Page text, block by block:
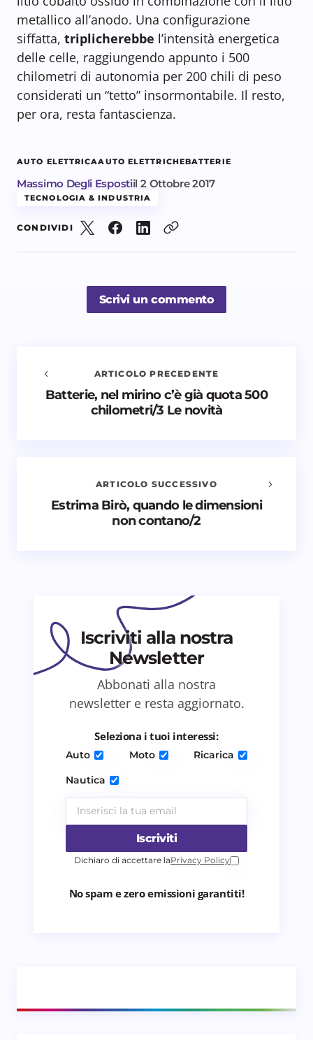
metallico all’anodo. Una configurazione
siffatta, triplicherebbe l’intensità energetica
delle celle, raggiungendo appunto i 500
chilometri di autonomia per 200 chili di peso
considerati un “tetto” insormontabile. Il resto,
per ora, resta fantascienza.
AUTO ELETTRICAAUTO ELETTRICHEBATTERIE
Massimo Degli Espostiil 2 Ottobre 2017
TECNOLOGIA & INDUSTRIA
CONDIVIDI
Scrivi un commento
Salva il mio nome e email in questo browser
per il prossimo commento.
Avvisami quando vengono aggiunti nuovi
Invia commento
ARTICOLO PRECEDENTE
Batterie, nel mirino c’è già quota 500
chilometri/3 Le novità
ARTICOLO SUCCESSIVO
Estrima Birò, quando le dimensioni
non contano/2
Iscriviti alla nostra
Newsletter
Abbonati alla nostra
newsletter e resta aggiornato.
Seleziona i tuoi interessi:
Auto Moto
Ricarica
Nautica
Iscriviti
Dichiaro di accettare laPrivacy Policy
No spam e zero emissioni garantiti!